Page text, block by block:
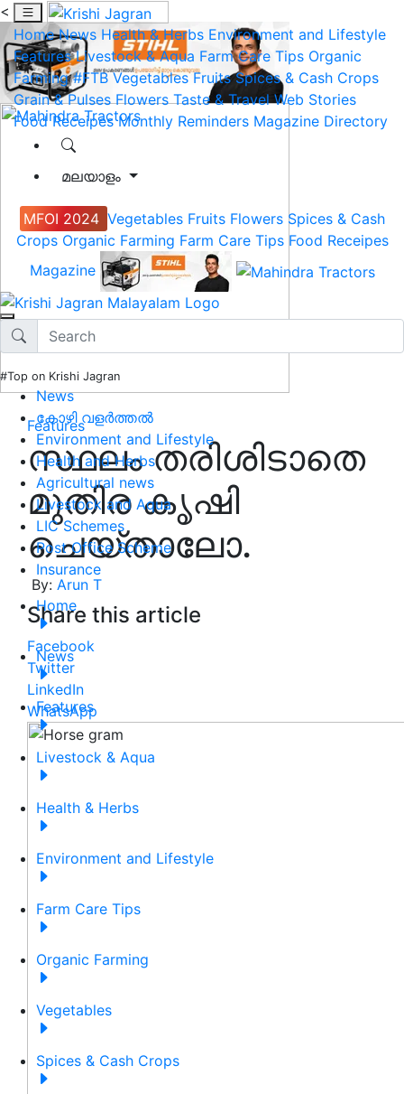
<
Home News Health & Herbs Environment and Lifestyle
Features Livestock & Aqua Farm Care Tips Organic
Farming #FTB Vegetables Fruits Spices & Cash Crops
Grain & Pulses Flowers Taste & Travel Web Stories
Food Receipes Monthly Reminders Magazine Directory
മലയാളം
MFOI 2024 Vegetables Fruits Flowers Spices & Cash
Crops Organic Farming Farm Care Tips Food Receipes
Magazine
#Top on Krishi Jagran
News
കോഴി വളർത്തൽ
Environment and Lifestyle
Health and Herbs
Agricultural news
Livestock and Aqua
LIC Schemes
Post Office Scheme
Insurance
Home
News
Features
Livestock & Aqua
Health & Herbs
Environment and Lifestyle
Farm Care Tips
Organic Farming
Vegetables
Spices & Cash Crops
Features
സ്ഥലം തരിശിടാതെ
മുതിര കൃഷി
ചെയ്താലോ.
By: Arun T
Share this article
Facebook
Twitter
LinkedIn
WhatsApp